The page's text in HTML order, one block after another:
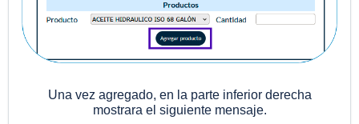
Una vez agregado, en la parte inferior derecha
mostrara el siguiente mensaje.